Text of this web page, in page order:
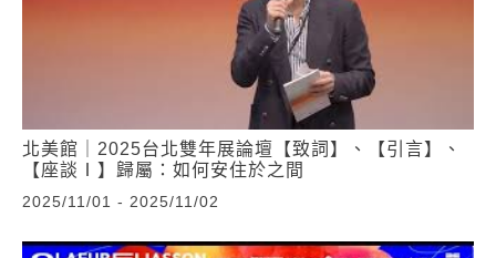
北美館｜2025台北雙年展論壇【致詞】、【引言】、
【座談Ⅰ】歸屬：如何安住於之間
2025/11/01 - 2025/11/02